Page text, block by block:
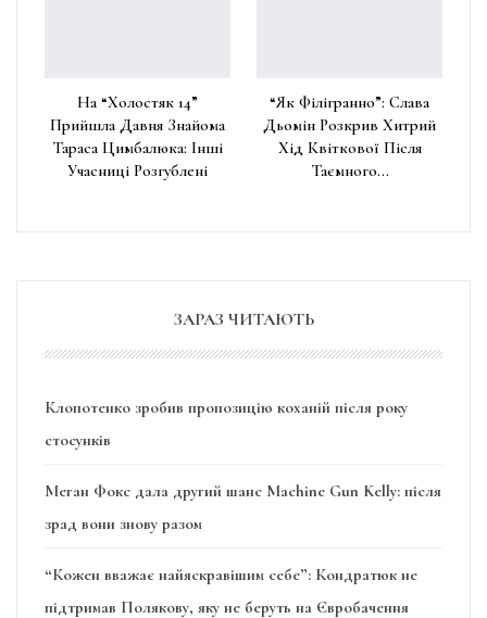
На “Холостяк 14”
Прийшла Давня Знайома
Тараса Цимбалюка: Інші
Учасниці Розгублені
“Як Філігранно”: Слава
Дьомін Розкрив Хитрий
Хід Квіткової Після
Таємного…
ЗАРАЗ ЧИТАЮТЬ
Клопотенко зробив пропозицію коханій після року
стосунків
Меган Фокс дала другий шанс Machine Gun Kelly: після
зрад вони знову разом
“Кожен вважає найяскравішим себе”: Кондратюк не
підтримав Полякову, яку не беруть на Євробачення